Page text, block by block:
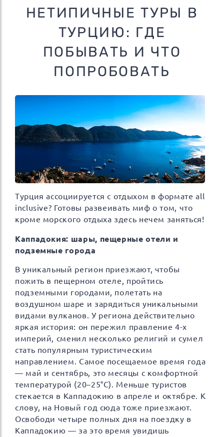
НЕТИПИЧНЫЕ ТУРЫ В
ТУРЦИЮ: ГДЕ
ПОБЫВАТЬ И ЧТО
ПОПРОБОВАТЬ
Турция ассоциируется с отдыхом в формате all
inclusive? Готовы развеивать миф о том, что
кроме морского отдыха здесь нечем заняться!
Каппадокия: шары, пещерные отели и
подземные города
В уникальный регион приезжают, чтобы
пожить в пещерном отеле, пройтись
подземными городами, полетать на
воздушном шаре и зарядиться уникальными
видами вулканов. У региона действительно
яркая история: он пережил правление 4-х
империй, сменил несколько религий и сумел
стать популярным туристическим
направлением. Самое посещаемое время года
— май и сентябрь, это месяцы с комфортной
температурой (20–25°С). Меньше туристов
стекается в Каппадокию в апреле и октябре. К
слову, на Новый год сюда тоже приезжают.
Освободи четыре полных дня на поездку в
Каппадокию — за это время увидишь